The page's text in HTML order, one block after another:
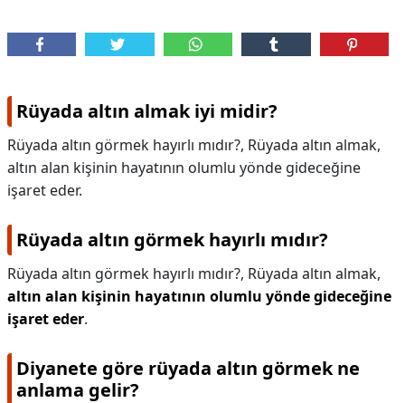
Rüyada altın almak iyi midir?
Rüyada altın görmek hayırlı mıdır?, Rüyada altın almak,
altın alan kişinin hayatının olumlu yönde gideceğine
işaret eder.
Rüyada altın görmek hayırlı mıdır?
Rüyada altın görmek hayırlı mıdır?, Rüyada altın almak,
altın alan kişinin hayatının olumlu yönde gideceğine
işaret eder.
Diyanete göre rüyada altın görmek ne
anlama gelir?